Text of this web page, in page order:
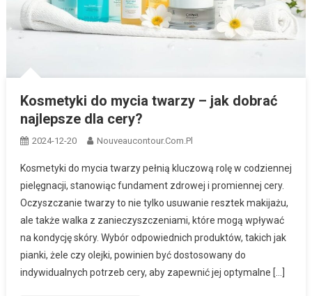
Kosmetyki do mycia twarzy – jak dobrać
najlepsze dla cery?
2024-12-20 Nouveaucontour.com.pl
Kosmetyki do mycia twarzy pełnią kluczową rolę w codziennej
pielęgnacji, stanowiąc fundament zdrowej i promiennej cery.
Oczyszczanie twarzy to nie tylko usuwanie resztek makijażu,
ale także walka z zanieczyszczeniami, które mogą wpływać
na kondycję skóry. Wybór odpowiednich produktów, takich jak
pianki, żele czy olejki, powinien być dostosowany do
indywidualnych potrzeb cery, aby zapewnić jej optymalne […]